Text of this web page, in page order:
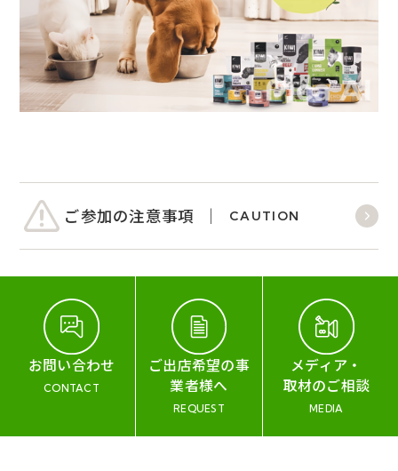
ご参加の注意事項 CAUTION
お問い合わせ
CONTACT
ご出店希望の事
業者様へ
REQUEST
メディア・
取材のご相談
MEDIA